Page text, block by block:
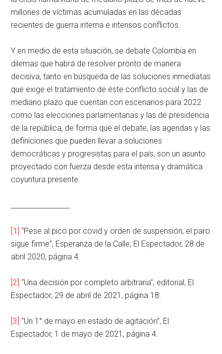
millones de víctimas acumuladas en las décadas
recientes de guerra interna e intensos conflictos.
Y en medio de esta situación, se debate Colombia en
dilemas que habrá de resolver pronto de manera
decisiva, tanto en búsqueda de las soluciones inmediatas
que exige el tratamiento de éste conflicto social y las de
mediano plazo que cuentan con escenarios para 2022
como las elecciones parlamentarias y las de presidencia
de la república, de forma que el debate, las agendas y las
definiciones que pueden llevar a soluciones
democráticas y progresistas para el país, son un asunto
proyectado con fuerza desde esta intensa y dramática
coyuntura presente.
[1]
“Pese al pico por covid y orden de suspensión, el paro
sigue firme”, Esperanza de la Calle, El Espectador, 28 de
abril 2020, página 4.
[2] “Una decisión por completo arbitraria”, editorial, El
Espectador, 29 de abril de 2021, página 18.
[3] “Un 1° de mayo en estado de agitación”, El
Espectador, 1 de mayo de 2021, página 4.